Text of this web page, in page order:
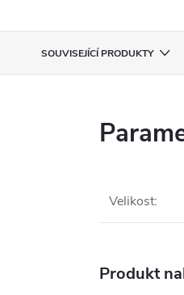
SOUVISEJÍCÍ PRODUKTY
Velikost:
Produkt